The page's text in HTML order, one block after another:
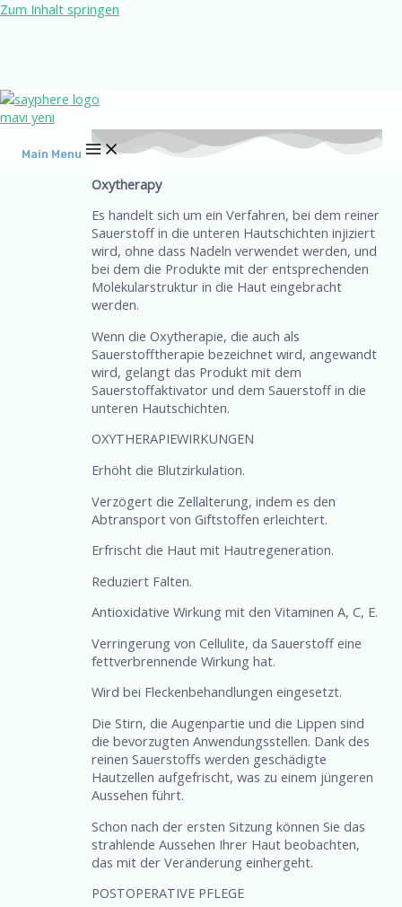
Zum Inhalt springen
Main Menu
Oxytherapy
Es handelt sich um ein Verfahren, bei dem reiner
Sauerstoff in die unteren Hautschichten injiziert
wird, ohne dass Nadeln verwendet werden, und
bei dem die Produkte mit der entsprechenden
Molekularstruktur in die Haut eingebracht
werden.
Wenn die Oxytherapie, die auch als
Sauerstofftherapie bezeichnet wird, angewandt
wird, gelangt das Produkt mit dem
Sauerstoffaktivator und dem Sauerstoff in die
unteren Hautschichten.
OXYTHERAPIEWIRKUNGEN
Erhöht die Blutzirkulation.
Verzögert die Zellalterung, indem es den
Abtransport von Giftstoffen erleichtert.
Erfrischt die Haut mit Hautregeneration.
Reduziert Falten.
Antioxidative Wirkung mit den Vitaminen A, C, E.
Verringerung von Cellulite, da Sauerstoff eine
fettverbrennende Wirkung hat.
Wird bei Fleckenbehandlungen eingesetzt.
Die Stirn, die Augenpartie und die Lippen sind
die bevorzugten Anwendungsstellen. Dank des
reinen Sauerstoffs werden geschädigte
Hautzellen aufgefrischt, was zu einem jüngeren
Aussehen führt.
Schon nach der ersten Sitzung können Sie das
strahlende Aussehen Ihrer Haut beobachten,
das mit der Veränderung einhergeht.
POSTOPERATIVE PFLEGE